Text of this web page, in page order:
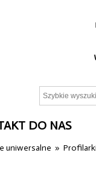
DO NAS
uniwersalne »